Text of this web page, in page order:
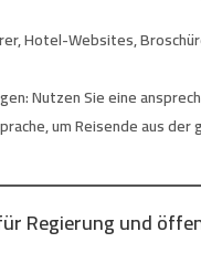
Hotel-Websites,
Nutzen Sie eine
um Reisende aus der
Regierung und